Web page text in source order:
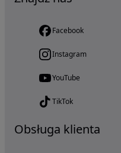
Facebook
Instagram
YouTube
TikTok
Obsługa klienta